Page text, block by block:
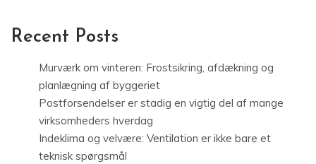
Recent Posts
Murværk om vinteren: Frostsikring, afdækning og
planlægning af byggeriet
Postforsendelser er stadig en vigtig del af mange
virksomheders hverdag
Indeklima og velvære: Ventilation er ikke bare et
teknisk spørgsmål